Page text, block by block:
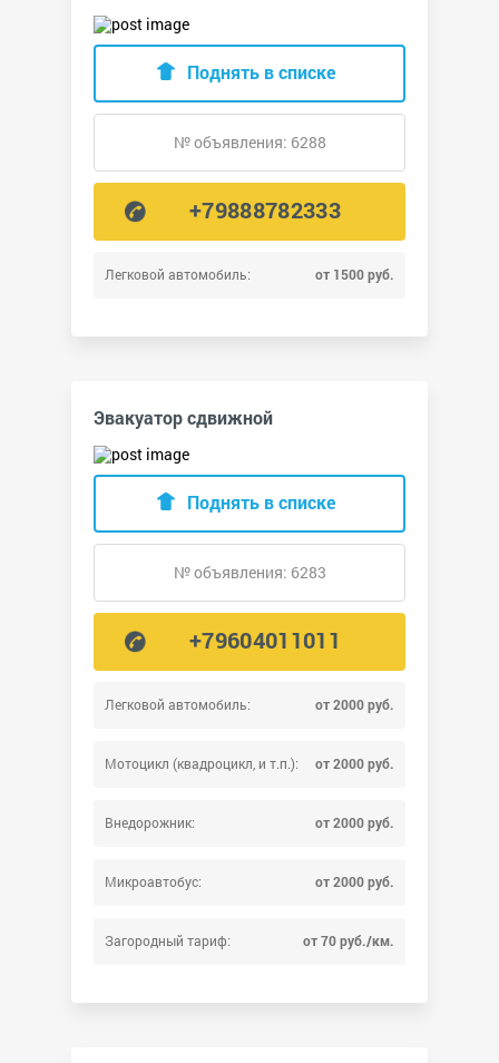
Легковой автомобиль: от 1500 руб.
Поднять в списке
№ объявления: 6288
+79888782333
Эвакуатор сдвижной
Легковой автомобиль: от 2000 руб.
Мотоцикл (квадроцикл, и т.п.): от 2000 руб.
Внедорожник: от 2000 руб.
Микроавтобус: от 2000 руб.
Загородный тариф: от 70 руб./км.
Поднять в списке
№ объявления: 6283
+79604011011